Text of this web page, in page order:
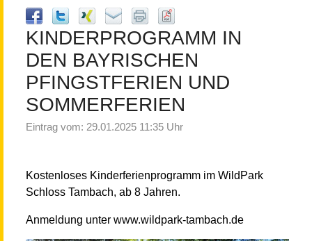
KINDERPROGRAMM IN
DEN BAYRISCHEN
PFINGSTFERIEN UND
SOMMERFERIEN
Eintrag vom: 29.01.2025 11:35 Uhr
Kostenloses Kinderferienprogramm im WildPark
Schloss Tambach, ab 8 Jahren.
Anmeldung unter www.wildpark-tambach.de